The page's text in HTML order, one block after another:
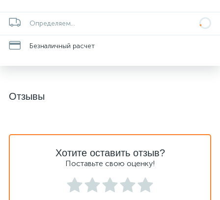
Определяем...
Безналичный расчет
Отзывы
Хотите оставить отзыв?
Поставьте свою оценку!